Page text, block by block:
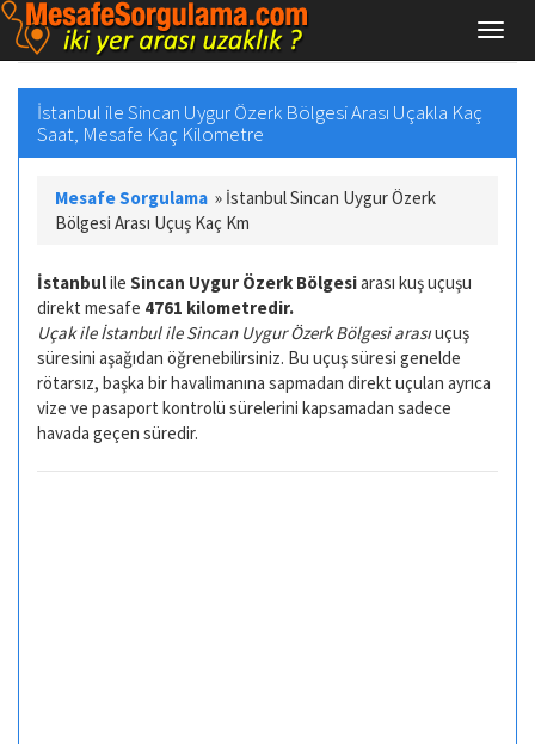
İstanbul ile Sincan Uygur Özerk Bölgesi Arası Uçakla Kaç
Saat, Mesafe Kaç Kilometre
Mesafe Sorgulama » İstanbul Sincan Uygur Özerk
Bölgesi Arası Uçuş Kaç Km
İstanbulile Sincan Uygur Özerk Bölgesiarası kuş uçuşu
direkt mesafe 4761 kilometredir.
Uçak ile İstanbul ile Sincan Uygur Özerk Bölgesi arasıuçuş
süresini aşağıdan öğrenebilirsiniz. Bu uçuş süresi genelde
rötarsız, başka bir havalimanına sapmadan direkt uçulan ayrıca
vize ve pasaport kontrolü sürelerini kapsamadan sadece
havada geçen süredir.